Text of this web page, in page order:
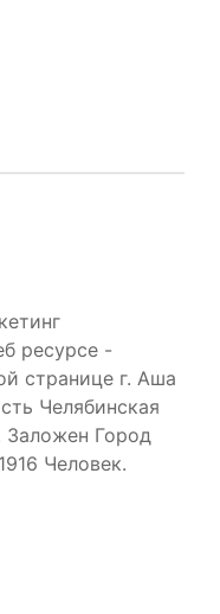
ресурсе -
странице г. Аша
Челябинская
Заложен Город
Человек.